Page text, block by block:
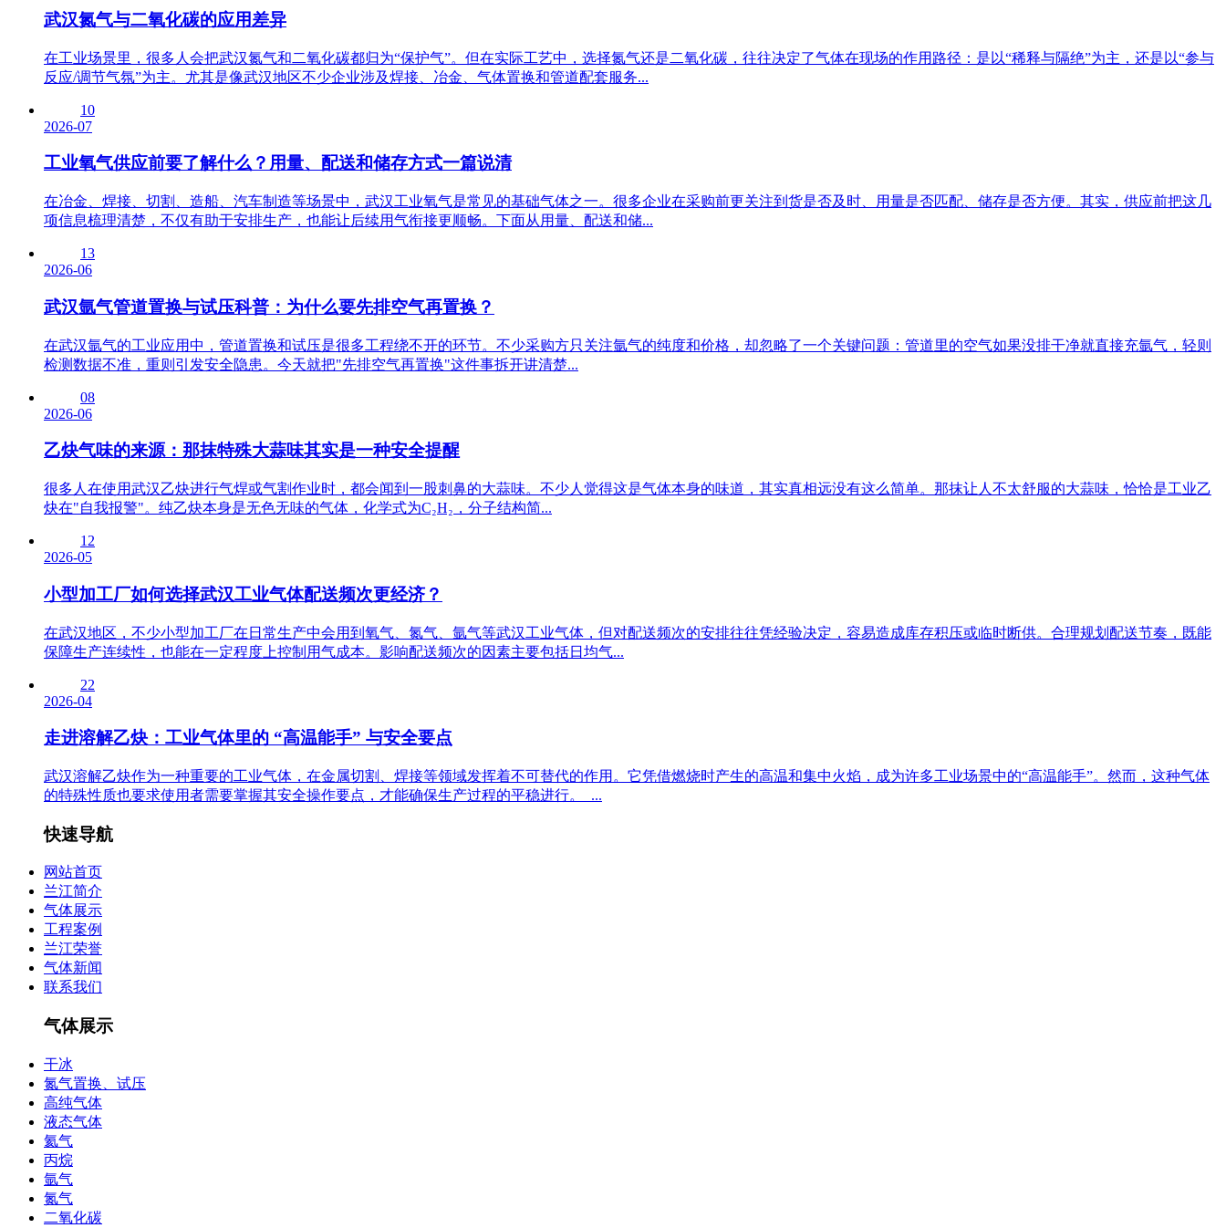
武汉氮气与二氧化碳的应用差异
在工业场景里，很多人会把武汉氮气和二氧化碳都归为“保护气”。但在实际工艺中，选择氮气还是二氧化碳，往往决定了气体在现场的作用路径：是以“稀释与隔绝”为主，还是以“参与
反应/调节气氛”为主。尤其是像武汉地区不少企业涉及焊接、冶金、气体置换和管道配套服务...
10
2026-07
工业氧气供应前要了解什么？用量、配送和储存方式一篇说清
在冶金、焊接、切割、造船、汽车制造等场景中，武汉工业氧气是常见的基础气体之一。很多企业在采购前更关注到货是否及时、用量是否匹配、储存是否方便。其实，供应前把这几
项信息梳理清楚，不仅有助于安排生产，也能让后续用气衔接更顺畅。下面从用量、配送和储...
13
2026-06
武汉氩气管道置换与试压科普：为什么要先排空气再置换？
在武汉氩气的工业应用中，管道置换和试压是很多工程绕不开的环节。不少采购方只关注氩气的纯度和价格，却忽略了一个关键问题：管道里的空气如果没排干净就直接充氩气，轻则
检测数据不准，重则引发安全隐患。今天就把"先排空气再置换"这件事拆开讲清楚...
08
2026-06
乙炔气味的来源：那抹特殊大蒜味其实是一种安全提醒
很多人在使用武汉乙炔进行气焊或气割作业时，都会闻到一股刺鼻的大蒜味。不少人觉得这是气体本身的味道，其实真相远没有这么简单。那抹让人不太舒服的大蒜味，恰恰是工业乙
炔在"自我报警"。纯乙炔本身是无色无味的气体，化学式为C₂H₂，分子结构简...
12
2026-05
小型加工厂如何选择武汉工业气体配送频次更经济？
在武汉地区，不少小型加工厂在日常生产中会用到氧气、氮气、氩气等武汉工业气体，但对配送频次的安排往往凭经验决定，容易造成库存积压或临时断供。合理规划配送节奏，既能
保障生产连续性，也能在一定程度上控制用气成本。影响配送频次的因素主要包括日均气...
22
2026-04
走进溶解乙炔：工业气体里的 “高温能手” 与安全要点
武汉溶解乙炔作为一种重要的工业气体，在金属切割、焊接等领域发挥着不可替代的作用。它凭借燃烧时产生的高温和集中火焰，成为许多工业场景中的“高温能手”。然而，这种气体
的特殊性质也要求使用者需要掌握其安全操作要点，才能确保生产过程的平稳进行。 ...
快速导航
网站首页
兰江简介
气体展示
工程案例
兰江荣誉
气体新闻
联系我们
气体展示
干冰
氮气置换、试压
高纯气体
液态气体
氦气
丙烷
氩气
氮气
二氧化碳